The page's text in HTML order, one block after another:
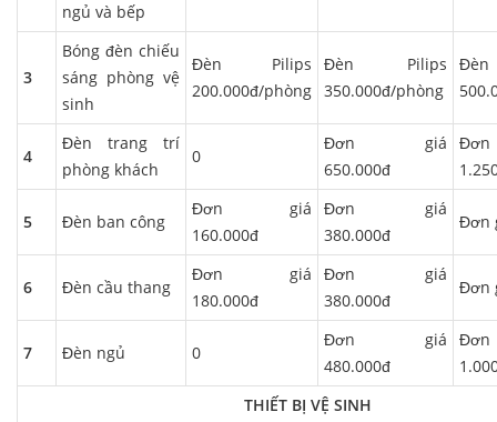
ngủ và bếp
3
Bóng đèn chiếu
sáng phòng vệ
sinh
Đèn Pilips
200.000đ/phòng
Đèn Pilips
350.000đ/phòng
4
Đèn trang trí
phòng khách
0
Đơn giá
650.000đ
5 Đèn ban công
Đơn giá
160.000đ
Đơn giá
380.000đ
Đơn
6 Đèn cầu thang
Đơn giá
180.000đ
Đơn giá
380.000đ
Đơn
7 Đèn ngủ 0
Đơn giá
480.000đ
THIẾT BỊ VỆ SINH